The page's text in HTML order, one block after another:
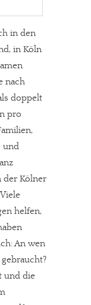
in den
in Köln
nach
doppelt
pro
und
der Kölner
helfen,
An wen
und die